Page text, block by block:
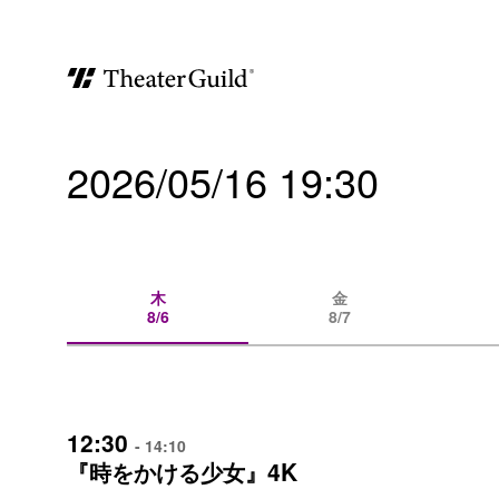
2026/05/16 19:30
木
8/6
金
8/7
12:30 - 14:10
『時をかける少女』 4K